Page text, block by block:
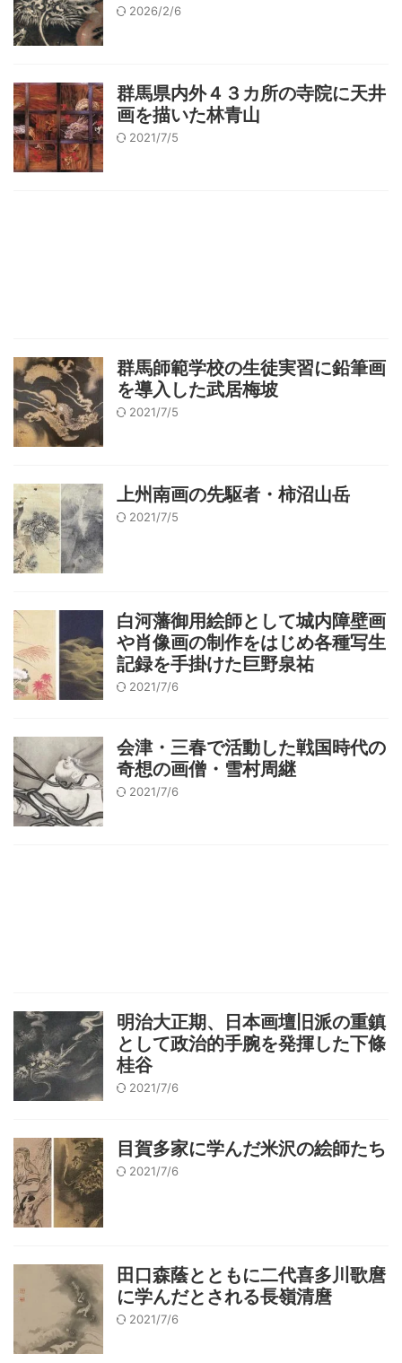
2026/2/6
群馬県内外４３カ所の寺院に天井
画を描いた林青山
2021/7/5
群馬師範学校の生徒実習に鉛筆画
を導入した武居梅坡
2021/7/5
上州南画の先駆者・柿沼山岳
2021/7/5
白河藩御用絵師として城内障壁画
や肖像画の制作をはじめ各種写生
記録を手掛けた巨野泉祐
2021/7/6
会津・三春で活動した戦国時代の
奇想の画僧・雪村周継
2021/7/6
明治大正期、日本画壇旧派の重鎮
として政治的手腕を発揮した下條
桂谷
2021/7/6
目賀多家に学んだ米沢の絵師たち
2021/7/6
田口森蔭とともに二代喜多川歌麿
に学んだとされる長嶺清麿
2021/7/6